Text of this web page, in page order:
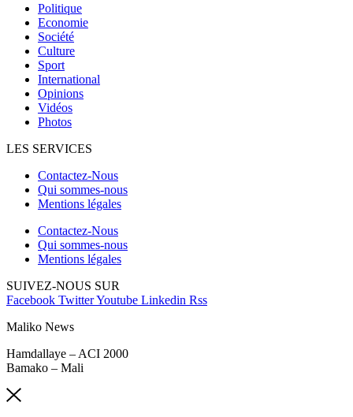
Politique
Economie
Société
Culture
Sport
International
Opinions
Vidéos
Photos
LES SERVICES
Contactez-Nous
Qui sommes-nous
Mentions légales
Contactez-Nous
Qui sommes-nous
Mentions légales
SUIVEZ-NOUS SUR
Facebook TwitterYoutube Linkedin Rss
Maliko News
Hamdallaye – ACI 2000
Bamako – Mali